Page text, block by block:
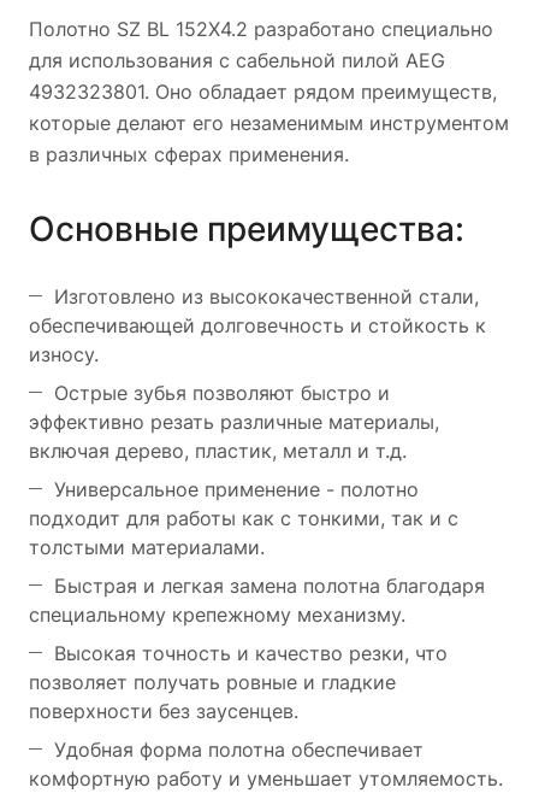
Строительство и ремонтные работы.
Мебельное производство.
Работы по обрезке и обработке дерева.
Изготовление поделок и рукоделий.
Полотно SZ BL 152X4.2 разработано специально
для использования с сабельной пилой AEG
4932323801. Оно обладает рядом преимуществ,
которые делают его незаменимым инструментом
в различных сферах применения.
Основные преимущества:
Изготовлено из высококачественной стали,
обеспечивающей долговечность и стойкость к
износу.
Острые зубья позволяют быстро и
эффективно резать различные материалы,
включая дерево, пластик, металл и т.д.
Универсальное применение - полотно
подходит для работы как с тонкими, так и с
толстыми материалами.
Быстрая и легкая замена полотна благодаря
специальному крепежному механизму.
Высокая точность и качество резки, что
позволяет получать ровные и гладкие
поверхности без заусенцев.
Удобная форма полотна обеспечивает
комфортную работу и уменьшает утомляемость.